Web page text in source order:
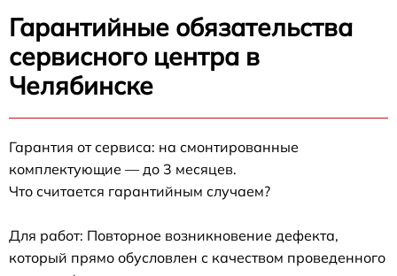
Гарантийные обязательства
сервисного центра в
Челябинске
Гарантия от сервиса: на смонтированные
комплектующие — до 3 месяцев.
Что считается гарантийным случаем?
Для работ: Повторное возникновение дефекта,
который прямо обусловлен с качеством проведенного